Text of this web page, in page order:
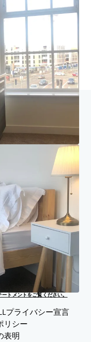
Manchester
関連会社は、不動産に関わるす
ビス会社です。JLLは責任をも
は、お問い合わせの対応、当社サ
。JLLが収集した個人情報は適
事業上または法律上の理由によ
実に情報を削除します。JLLの
トメントをご覧ください。
プライバシー宣言
リシー
表明